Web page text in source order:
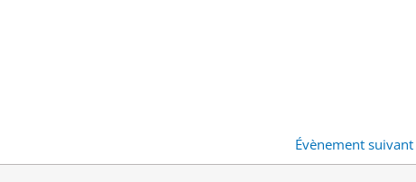
Évènement suivant